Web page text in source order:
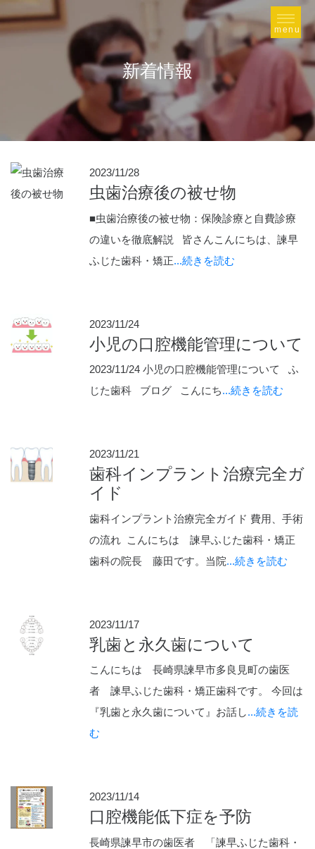
新着情報
2023/11/28
虫歯治療後の被せ物
■虫歯治療後の被せ物：保険診療と自費診療
の違いを徹底解説 皆さんこんにちは、諫早
ふじた歯科・矯正...続きを読む
2023/11/24
小児の口腔機能管理について
2023/11/24 小児の口腔機能管理について ふ
じた歯科 ブログ こんにち...続きを読む
2023/11/21
歯科インプラント治療完全ガ
イド
歯科インプラント治療完全ガイド 費用、手術
の流れ こんにちは 諫早ふじた歯科・矯正
歯科の院長 藤田です。当院...続きを読む
2023/11/17
乳歯と永久歯について
こんにちは 長崎県諫早市多良見町の歯医
者 諫早ふじた歯科・矯正歯科です。 今回は
『乳歯と永久歯について』お話し...続きを読
む
2023/11/14
口腔機能低下症を予防
長崎県諫早市の歯医者 「諫早ふじた歯科・